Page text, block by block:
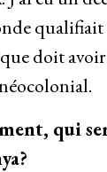
doit
qui